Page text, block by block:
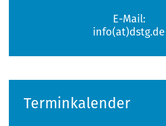
E-Mail:
info(at)dstg.de
Terminkalender